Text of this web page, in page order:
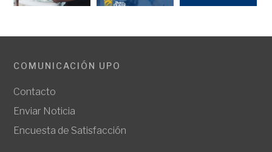
COMUNICACIÓN UPO
Contacto
Enviar Noticia
Encuesta de Satisfacción